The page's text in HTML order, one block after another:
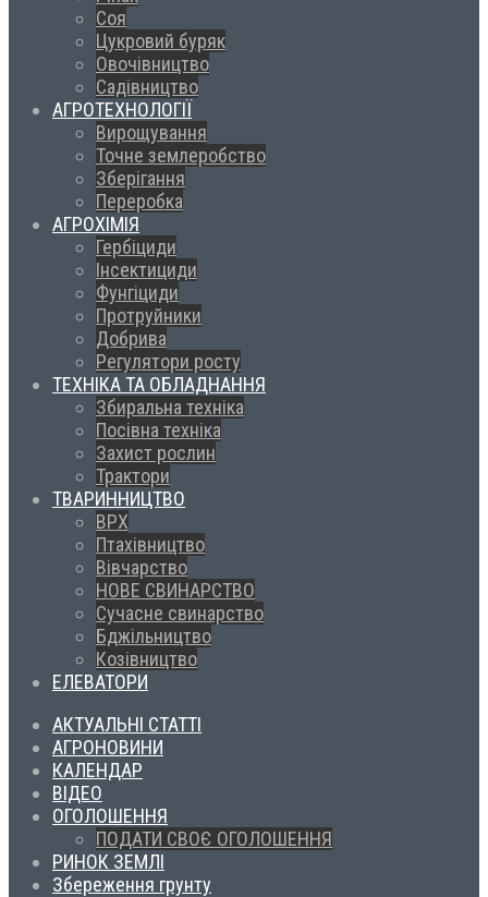
Соя
Цукровий буряк
Овочівництво
Садівництво
АГРОТЕХНОЛОГІЇ
Вирощування
Точне землеробство
Зберігання
Переробка
АГРОХІМІЯ
Гербіциди
Інсектициди
Фунгіциди
Протруйники
Добрива
Регулятори росту
ТЕХНІКА ТА ОБЛАДНАННЯ
Збиральна техніка
Посівна техніка
Захист рослин
Трактори
ТВАРИННИЦТВО
ВРХ
Птахівництво
Вівчарство
НОВЕ СВИНАРСТВО
Сучасне свинарство
Бджільництво
Козівництво
ЕЛЕВАТОРИ
АКТУАЛЬНІ СТАТТІ
АГРОНОВИНИ
КАЛЕНДАР
ВІДЕО
ОГОЛОШЕННЯ
ПОДАТИ СВОЄ ОГОЛОШЕННЯ
РИНОК ЗЕМЛІ
Збереження грунту